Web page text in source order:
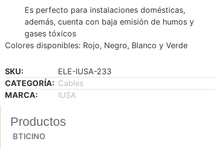
Es perfecto para instalaciones domésticas,
además, cuenta con baja emisión de humos y
gases tóxicos
Colores disponibles: Rojo, Negro, Blanco y Verde
SKU:
ELE-IUSA-233
CATEGORÍA: Cables
MARCA:
IUSA
Productos
BTICINO